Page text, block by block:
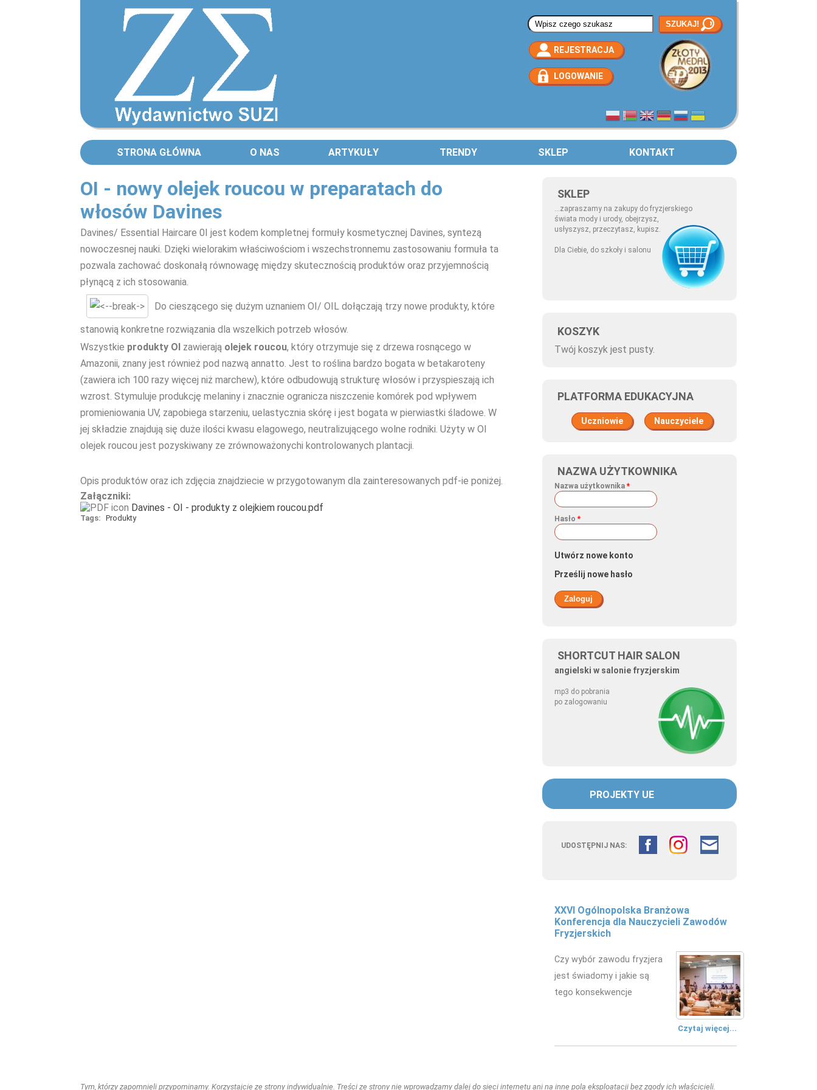
Formularz wyszukiwania
REJESTRACJA
LOGOWANIE
STRONA GŁÓWNA O NAS ARTYKUŁY TRENDY SKLEP KONTAKT
SKLEP
...zapraszamy na zakupy do fryzjerskiego
świata mody i urody, obejrzysz,
usłyszysz, przeczytasz, kupisz.
Dla Ciebie, do szkoły i salonu
KOSZYK
Twój koszyk jest pusty.
PLATFORMA EDUKACYJNA
Uczniowie Nauczyciele
NAZWA UŻYTKOWNIKA
Nazwa użytkownika *
Hasło *
Utwórz nowe konto
Prześlij nowe hasło
SHORTCUT HAIR SALON
angielski w salonie fryzjerskim
mp3 do pobrania
po zalogowaniu
PROJEKTY UE
UDOSTĘPNIJ NAS:
XXVI Ogólnopolska Branżowa
Konferencja dla Nauczycieli Zawodów
Fryzjerskich
Czy wybór zawodu fryzjera
jest świadomy i jakie są
tego konsekwencje
Czytaj więcej...
OI - nowy olejek roucou w preparatach do
włosów Davines
Davines/ Essential Haircare 0I jest kodem kompletnej formuły kosmetycznej Davines, syntezą
nowoczesnej nauki. Dzięki wielorakim właściwościom i wszechstronnemu zastosowaniu formuła ta
pozwala zachować doskonałą równowagę między skutecznością produktów oraz przyjemnością
płynącą z ich stosowania.
Do cieszącego się dużym uznaniem OI/ OIL dołączają trzy nowe produkty, które
stanowią konkretne rozwiązania dla wszelkich potrzeb włosów.
Wszystkie produkty OI zawierają olejek roucou, który otrzymuje się z drzewa rosnącego w
Amazonii, znany jest również pod nazwą annatto. Jest to roślina bardzo bogata w betakaroteny
(zawiera ich 100 razy więcej niż marchew), które odbudowują strukturę włosów i przyspieszają ich
wzrost. Stymuluje produkcję melaniny i znacznie ogranicza niszczenie komórek pod wpływem
promieniowania UV, zapobiega starzeniu, uelastycznia skórę i jest bogata w pierwiastki śladowe. W
jej składzie znajdują się duże ilości kwasu elagowego, neutralizującego wolne rodniki. Użyty w OI
olejek roucou jest pozyskiwany ze zrównoważonychi kontrolowanych plantacji.
Opis produktów oraz ich zdjęcia znajdziecie w przygotowanym dla zainteresowanych pdf-ie poniżej.
Załączniki:
Davines - OI - produkty z olejkiem roucou.pdf
Tags: Produkty
Tym, którzy zapomnieli przypominamy. Korzystajcie ze strony indywidualnie. Treści ze strony nie wprowadzamy dalej do sieci internetu ani na inne pola eksploatacji bez zgody ich właścicieli.